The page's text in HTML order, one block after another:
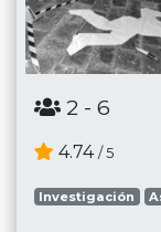
2 - 6
4.74 / 5
Investigación